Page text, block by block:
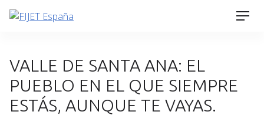
Skip
VALLE DE SANTA ANA: EL
PUEBLO EN EL QUE SIEMPRE
ESTÁS, AUNQUE TE VAYAS.